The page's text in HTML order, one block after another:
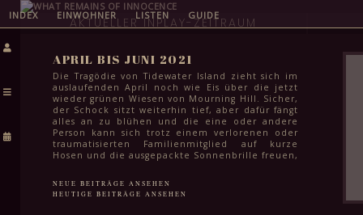
INDEX EINWOHNER LISTEN GUIDE
AKTUELLER INPLAY-ZEITRAUM
APRIL BIS JUNI 2021
Die Tragödie von Tidewater Island zieht sich im
auslaufenden April noch wie Eis über die jetzt
wieder grünen Wiesen von Mourning Hill. Sicher,
der Schock sitzt weiterhin tief, aber dafür fängt
alles an zu blühen und die eine oder andere
Person kann sich trotz einem verlorenen oder
traumatisierten Familienmitglied auf kurze
Hosen und die ausgepackte Sonnenbrille freuen,
kühl ist. Das Leben geht weiter und für die
meisten steht in den kommenden Monaten
NEUE BEITRÄGE ANSEHEN
HEUTIGE BEITRÄGE ANSEHEN